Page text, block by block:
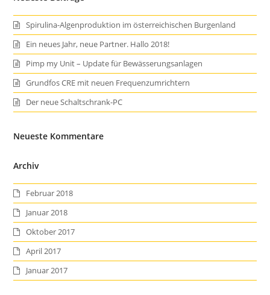
Spirulina-Algenproduktion im österreichischen Burgenland
Ein neues Jahr, neue Partner. Hallo 2018!
Pimp my Unit – Update für Bewässerungsanlagen
Grundfos CRE mit neuen Frequenzumrichtern
Der neue Schaltschrank-PC
Neueste Kommentare
Archiv
Februar 2018
Januar 2018
Oktober 2017
April 2017
Januar 2017